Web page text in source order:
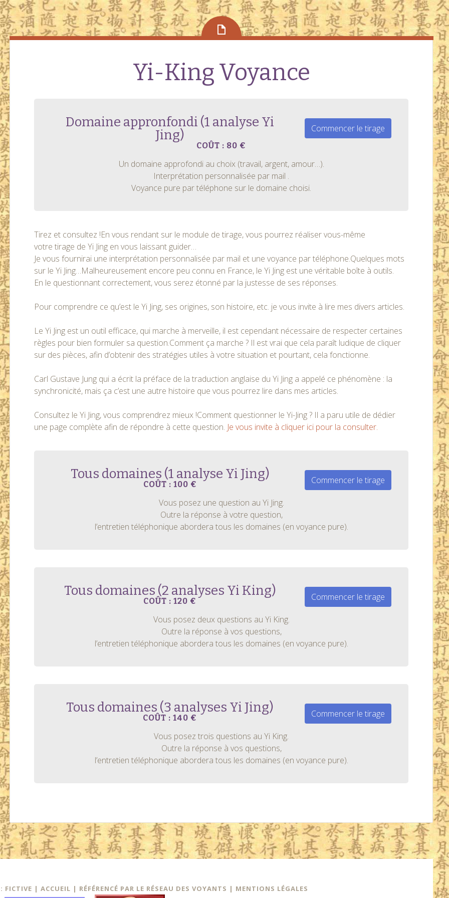
Yi-King Voyance
Commencer le tirage
Domaine appronfondi (1 analyse Yi
Jing)
COÛT : 80 €
Un domaine approfondi au choix (travail, argent, amour…).
Interprétation personnalisée par mail .
Voyance pure par téléphone sur le domaine choisi.
Tirez et consultez !En vous rendant sur le module de tirage, vous pourrez réaliser vous-même
votre tirage de Yi Jing en vous laissant guider…
Je vous fournirai une interprétation personnalisée par mail et une voyance par téléphone.Quelques mots
sur le Yi Jing…Malheureusement encore peu connu en France, le Yi Jing est une véritable boîte à outils.
En le questionnant correctement, vous serez étonné par la justesse de ses réponses.
Pour comprendre ce qu’est le Yi Jing, ses origines, son histoire, etc. je vous invite à lire mes divers articles.
Le Yi Jing est un outil efficace, qui marche à merveille, il est cependant nécessaire de respecter certaines
règles pour bien formuler sa question.Comment ça marche ? Il est vrai que cela paraît ludique de cliquer
sur des pièces, afin d’obtenir des stratégies utiles à votre situation et pourtant, cela fonctionne.
Carl Gustave Jung qui a écrit la préface de la traduction anglaise du Yi Jing a appelé ce phénomène : la
synchronicité, mais ça c’est une autre histoire que vous pourrez lire dans mes articles.
Consultez le Yi Jing, vous comprendrez mieux !Comment questionner le Yi-Jing ? Il a paru utile de dédier
une page complète afin de répondre à cette question. Je vous invite à cliquer ici pour la consulter.
Commencer le tirage
Tous domaines (1 analyse Yi Jing)
COÛT : 100 €
Vous posez une question au Yi Jing.
Outre la réponse à votre question,
l’entretien téléphonique abordera tous les domaines (en voyance pure).
Commencer le tirage
Tous domaines (2 analyses Yi King)
COÛT : 120 €
Vous posez deux questions au Yi King.
Outre la réponse à vos questions,
l’entretien téléphonique abordera tous les domaines (en voyance pure).
Commencer le tirage
Tous domaines (3 analyses Yi Jing)
COÛT : 140 €
Vous posez trois questions au Yi King.
Outre la réponse à vos questions,
l’entretien téléphonique abordera tous les domaines (en voyance pure).
FICTIVE | ACCUEIL | RÉFÉRENCÉ PAR LE RÉSEAU DES VOYANTS | MENTIONS LÉGALES